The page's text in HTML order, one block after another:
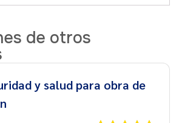
de otros
y salud para obra de